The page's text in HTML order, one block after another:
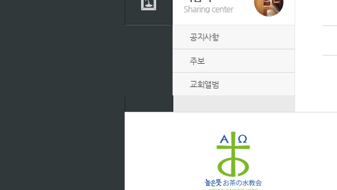
공지사항
주보
교회앨범